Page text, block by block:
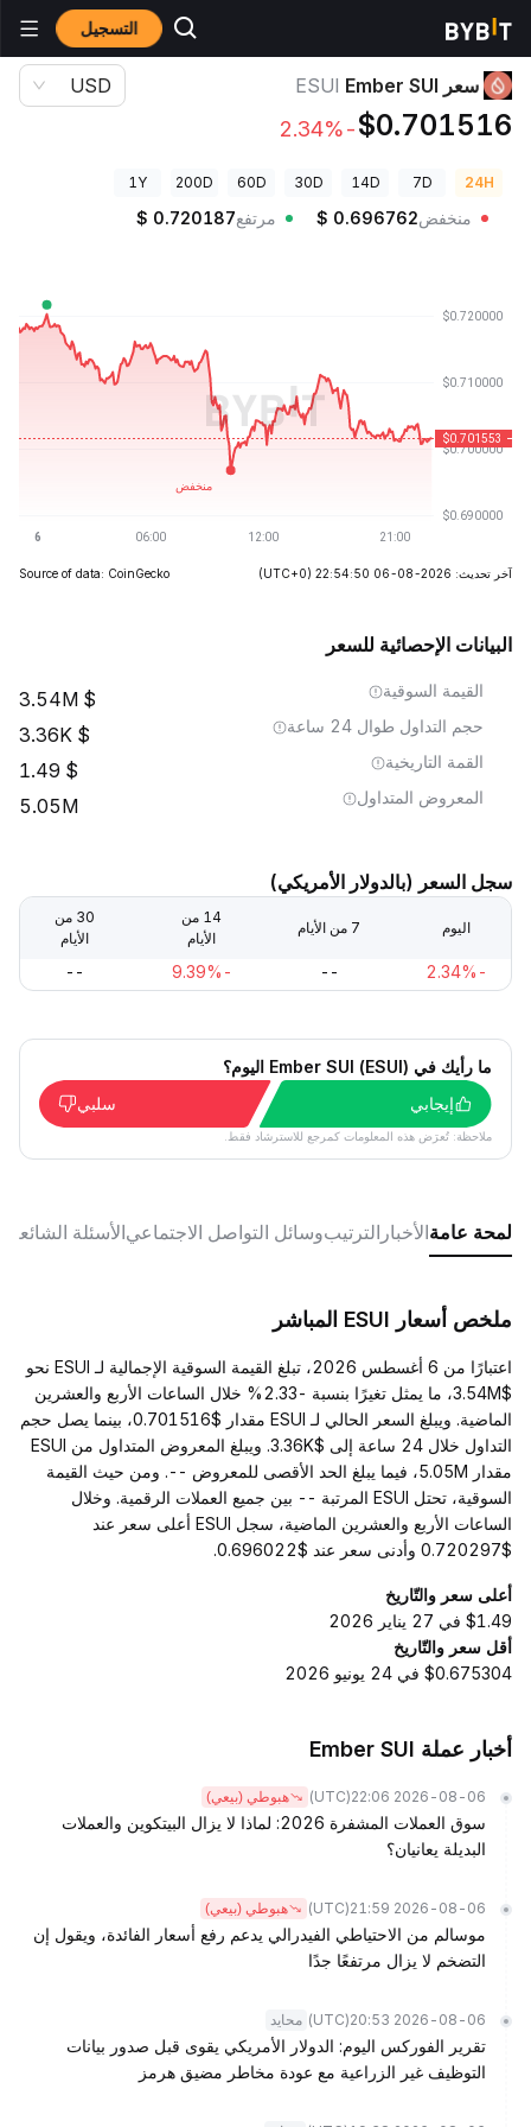
التسجيل أسعار العملات الرقمية
سعر Ember SUI ESUI
$0.701516
-2.34%
USD
24H
7D
14D
30D
60D
200D
1Y
منخفض $ 0.696762 مرتفع $ 0.720187
آخر تحديث: 2026-08-06 22:54:50 (UTC+0)
Source of data: CoinGecko
البيانات الإحصائية للسعر
القيمة السوقية 3.54M
حجم التداول طوال 24 ساعة 3.36K
القمة التاريخية 1.49
المعروض المتداول 5.05M
سجل السعر (بالدولار الأمريكي)
اليوم 7 من الأيام
14 من
الأيام
30 من
الأيام
-2.34%
--
-9.39%
--
ما رأيك في Ember SUI (ESUI) اليوم؟
إيجابي
سلبي
ملاحظة: تُعرَض هذه المعلومات كمرجع للاسترشاد فقط.
لمحة عامةالأخبار الترتيبوسائل التواصل الاجتماعيالأسئلة الشائعة
ملخص أسعار ESUI المباشر
اعتبارًا من 6 أغسطس 2026، تبلغ القيمة السوقية الإجمالية لـ ESUI نحو
$3.54M، ما يمثل تغيرًا بنسبة -2.33% خلال الساعات الأربع والعشرين
الماضية. ويبلغ السعر الحالي لـ ESUI مقدار $0.701516، بينما يصل حجم
التداول خلال 24 ساعة إلى $3.36K. ويبلغ المعروض المتداول من ESUI
مقدار 5.05M، فيما يبلغ الحد الأقصى للمعروض --. ومن حيث القيمة
السوقية، تحتل ESUI المرتبة -- بين جميع العملات الرقمية. وخلال
الساعات الأربع والعشرين الماضية، سجل ESUI أعلى سعر عند
$0.720297 وأدنى سعر عند $0.696022.
أعلى سعر والتّاريخ
$1.49 في 27 يناير 2026
أقل سعر والتّاريخ
$0.675304 في 24 يونيو 2026
أخبار عملة Ember SUI
2026-08-06 22:06
(UTC) هبوطي (بيعي)
سوق العملات المشفرة 2026: لماذا لا يزال البيتكوين والعملات
البديلة يعانيان؟
2026-08-06 21:59
(UTC) هبوطي (بيعي)
موسالم من الاحتياطي الفيدرالي يدعم رفع أسعار الفائدة، ويقول إن
التضخم لا يزال مرتفعًا جدًا
2026-08-06 20:53
(UTC) محايد
تقرير الفوركس اليوم: الدولار الأمريكي يقوى قبل صدور بيانات
التوظيف غير الزراعية مع عودة مخاطر مضيق هرمز